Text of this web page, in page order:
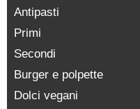
Antipasti
Primi
Secondi
Burger e polpette
Dolci vegani